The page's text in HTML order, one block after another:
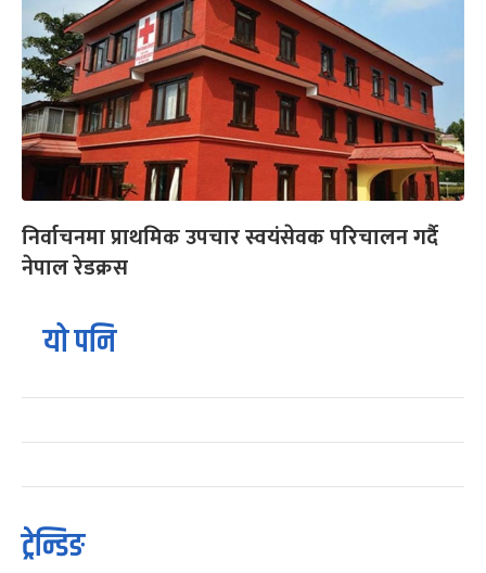
निर्वाचनमा प्राथमिक उपचार स्वयंसेवक परिचालन गर्दै
नेपाल रेडक्रस
यो पनि
ट्रेन्डिङ